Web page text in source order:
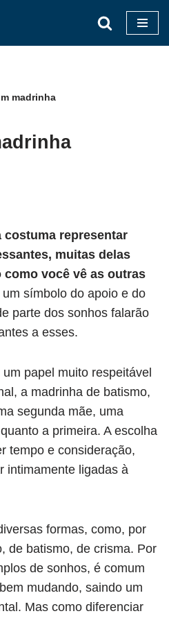
madrinha
costuma representar
muitas delas
você vê as outras
símbolo do apoio e do
parte dos sonhos falarão
a esses.
papel muito respeitável
a madrinha de batismo,
segunda mãe, uma
a primeira. A escolha
tempo e consideração,
intimamente ligadas à
formas, como, por
de batismo, de crisma. Por
de sonhos, é comum
mudando, saindo um
Mas como diferenciar